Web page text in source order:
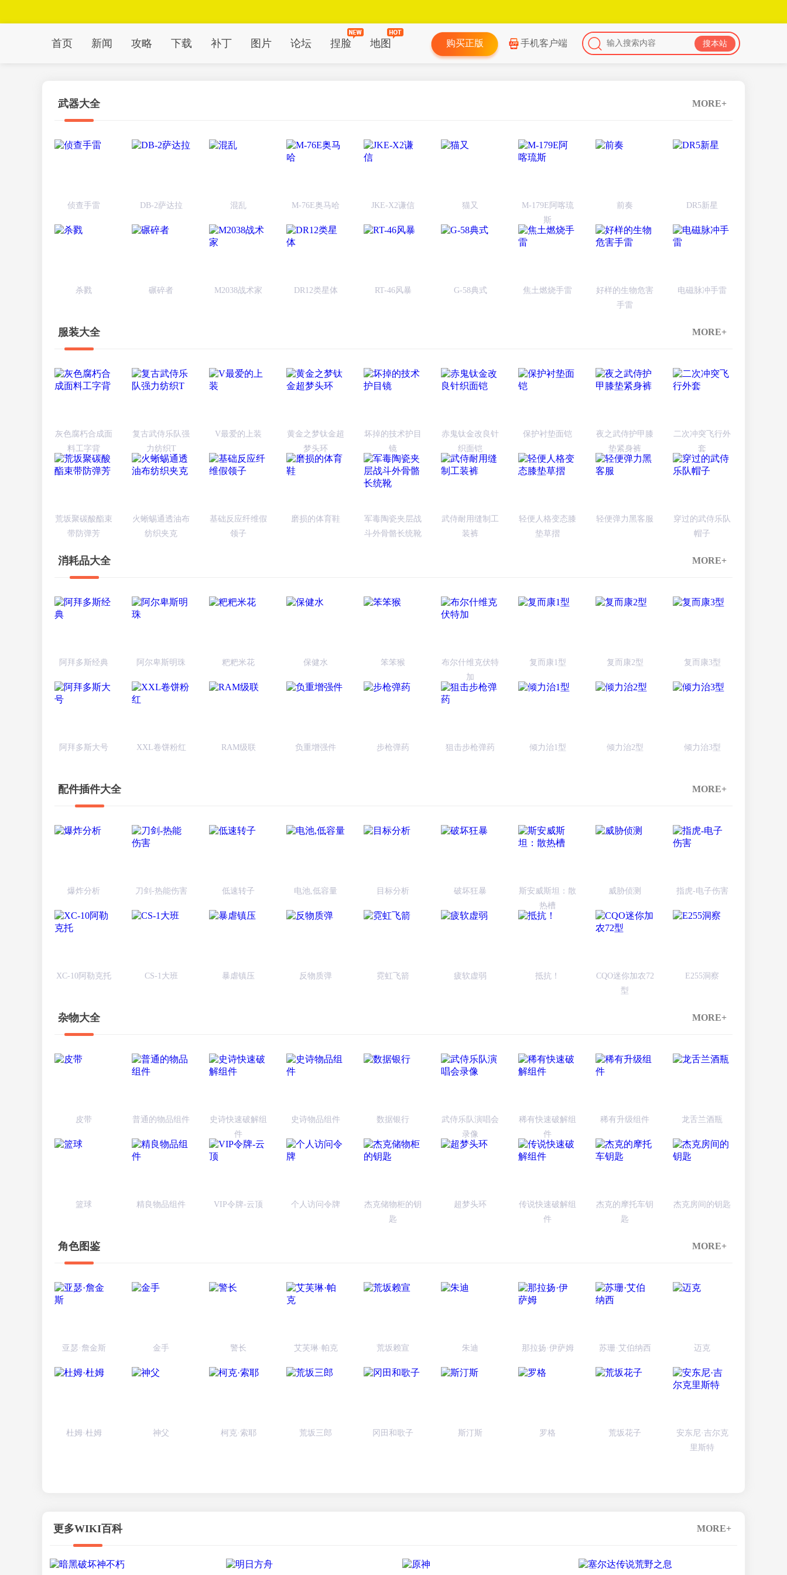
首页 新闻 攻略 下载 补丁 图片 论坛 捏脸 地图 购买正版 手机客户端
武器大全 MORE+
侦查手雷 DB-2萨达拉 混乱 M-76E奥马哈 JKE-X2谦信 猫又
M-179E阿喀琉
斯
前奏 DR5新星
杀戮 碾碎者 M2038战术家 DR12类星体 RT-46风暴 G-58典式 焦土燃烧手雷
好样的生物危害
手雷
电磁脉冲手雷
服装大全 MORE+
灰色腐朽合成面
料工字背
复古武侍乐队强
力纺织T
V最爱的上装
黄金之梦钛金超
梦头环
坏掉的技术护目
镜
赤鬼钛金改良针
织面铠
保护衬垫面铠
夜之武侍护甲膝
垫紧身裤
二次冲突飞行外
套
荒坂聚碳酸酯束
带防弹芳
火蜥蜴通透油布
纺织夹克
基础反应纤维假
领子
磨损的体育鞋
军毒陶瓷夹层战
斗外骨骼长统靴
武侍耐用缝制工
装裤
轻便人格变态膝
垫草摺
轻便弹力黑客服
穿过的武侍乐队
帽子
消耗品大全 MORE+
阿拜多斯经典 阿尔卑斯明珠 粑粑米花 保健水 笨笨猴
布尔什维克伏特
加
复而康1型 复而康2型 复而康3型
阿拜多斯大号 XXL卷饼粉红 RAM级联 负重增强件 步枪弹药 狙击步枪弹药 倾力治1型 倾力治2型 倾力治3型
配件插件大全 MORE+
爆炸分析 刀剑-热能伤害 低速转子 电池,低容量 目标分析 破坏狂暴
斯安威斯坦：散
热槽
威胁侦测 指虎-电子伤害
XC-10阿勒克托 CS-1大班 暴虐镇压 反物质弹 霓虹飞箭 疲软虚弱 抵抗！
CQO迷你加农72
型
E255洞察
杂物大全 MORE+
皮带 普通的物品组件
史诗快速破解组
件
史诗物品组件 数据银行
武侍乐队演唱会
录像
稀有快速破解组
件
稀有升级组件 龙舌兰酒瓶
篮球 精良物品组件 VIP令牌-云顶 个人访问令牌
杰克储物柜的钥
匙
超梦头环
传说快速破解组
件
杰克的摩托车钥
匙
杰克房间的钥匙
角色图鉴 MORE+
亚瑟·詹金斯 金手 警长 艾芙琳·帕克 荒坂赖宣 朱迪 那拉扬·伊萨姆 苏珊·艾伯纳西 迈克
杜姆·杜姆 神父 柯克·索耶 荒坂三郎 冈田和歌子 斯汀斯 罗格 荒坂花子
安东尼·吉尔克
里斯特
更多WIKI百科 MORE+